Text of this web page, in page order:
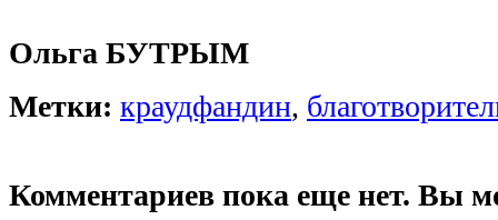
Ольга БУТРЫМ
Метки: краудфандин,
Комментариев пока еще нет. Вы